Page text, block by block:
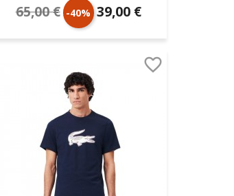
Prix
de
65,00 € -40% Prix
unitaire
39,00 €
